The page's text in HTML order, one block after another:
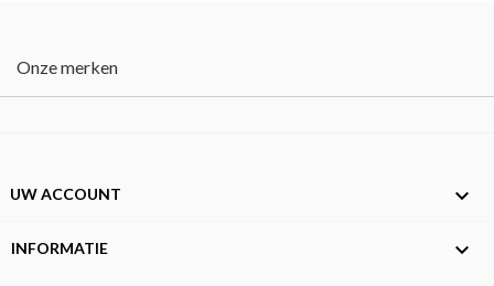
Onze merken
INFORMATIE 
UW ACCOUNT 